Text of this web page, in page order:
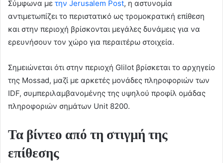
Σύμφωνα με την Jerusalem Post, η αστυνομία
αντιμετωπίζει το περιστατικό ως τρομοκρατική επίθεση
και στην περιοχή βρίσκονται μεγάλες δυνάμεις για να
ερευνήσουν τον χώρο για περαιτέρω στοιχεία.
Σημειώνεται ότι στην περιοχή Glilot βρίσκεται το αρχηγείο
της Mossad, μαζί με αρκετές μονάδες πληροφοριών των
IDF, συμπεριλαμβανομένης της υψηλού προφίλ ομάδας
πληροφοριών σημάτων Unit 8200.
Τα βίντεο από τη στιγμή της
επίθεσης